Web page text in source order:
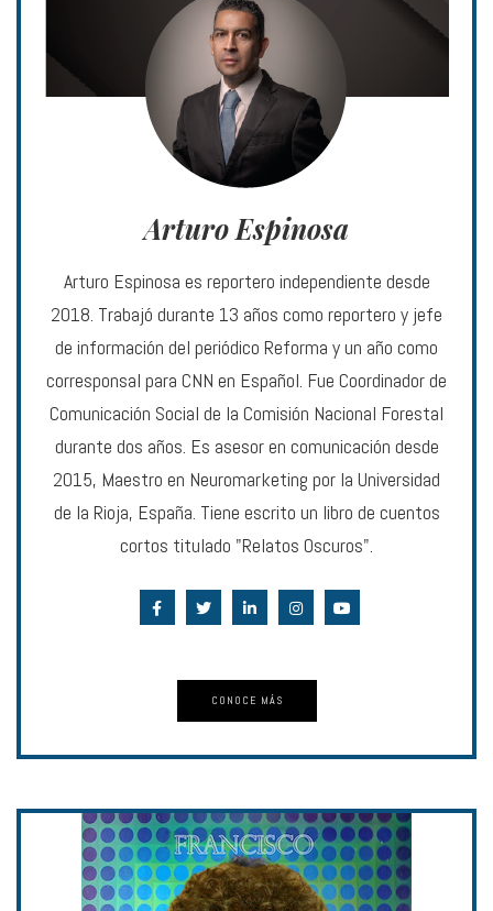
Arturo Espinosa
Arturo Espinosa es reportero independiente desde
2018. Trabajó durante 13 años como reportero y jefe
de información del periódico Reforma y un año como
corresponsal para CNN en Español. Fue Coordinador de
Comunicación Social de la Comisión Nacional Forestal
durante dos años. Es asesor en comunicación desde
2015, Maestro en Neuromarketing por la Universidad
de la Rioja, España. Tiene escrito un libro de cuentos
cortos titulado "Relatos Oscuros".
CONOCE MÁS